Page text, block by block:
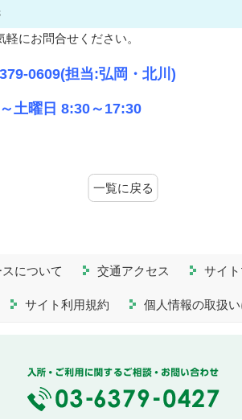
にお問合せください。
0609(担当:弘岡・北川)
土曜日 8:30～17:30
一覧に戻る
について 交通アクセス サイ
サイト利用規約 個人情報の取扱